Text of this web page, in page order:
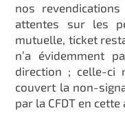
nos
attentes sur les
mutuelle, ticket
n’a évidemment
direction ; celle-ci
couvert la non-
par la CFDT en